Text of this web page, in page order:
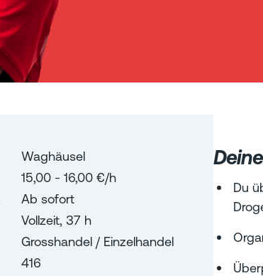
Waghäusel
15,00 - 16,00 €/h
Ab sofort
Vollzeit, 37 h
Grosshandel / Einzelhandel
416
Du